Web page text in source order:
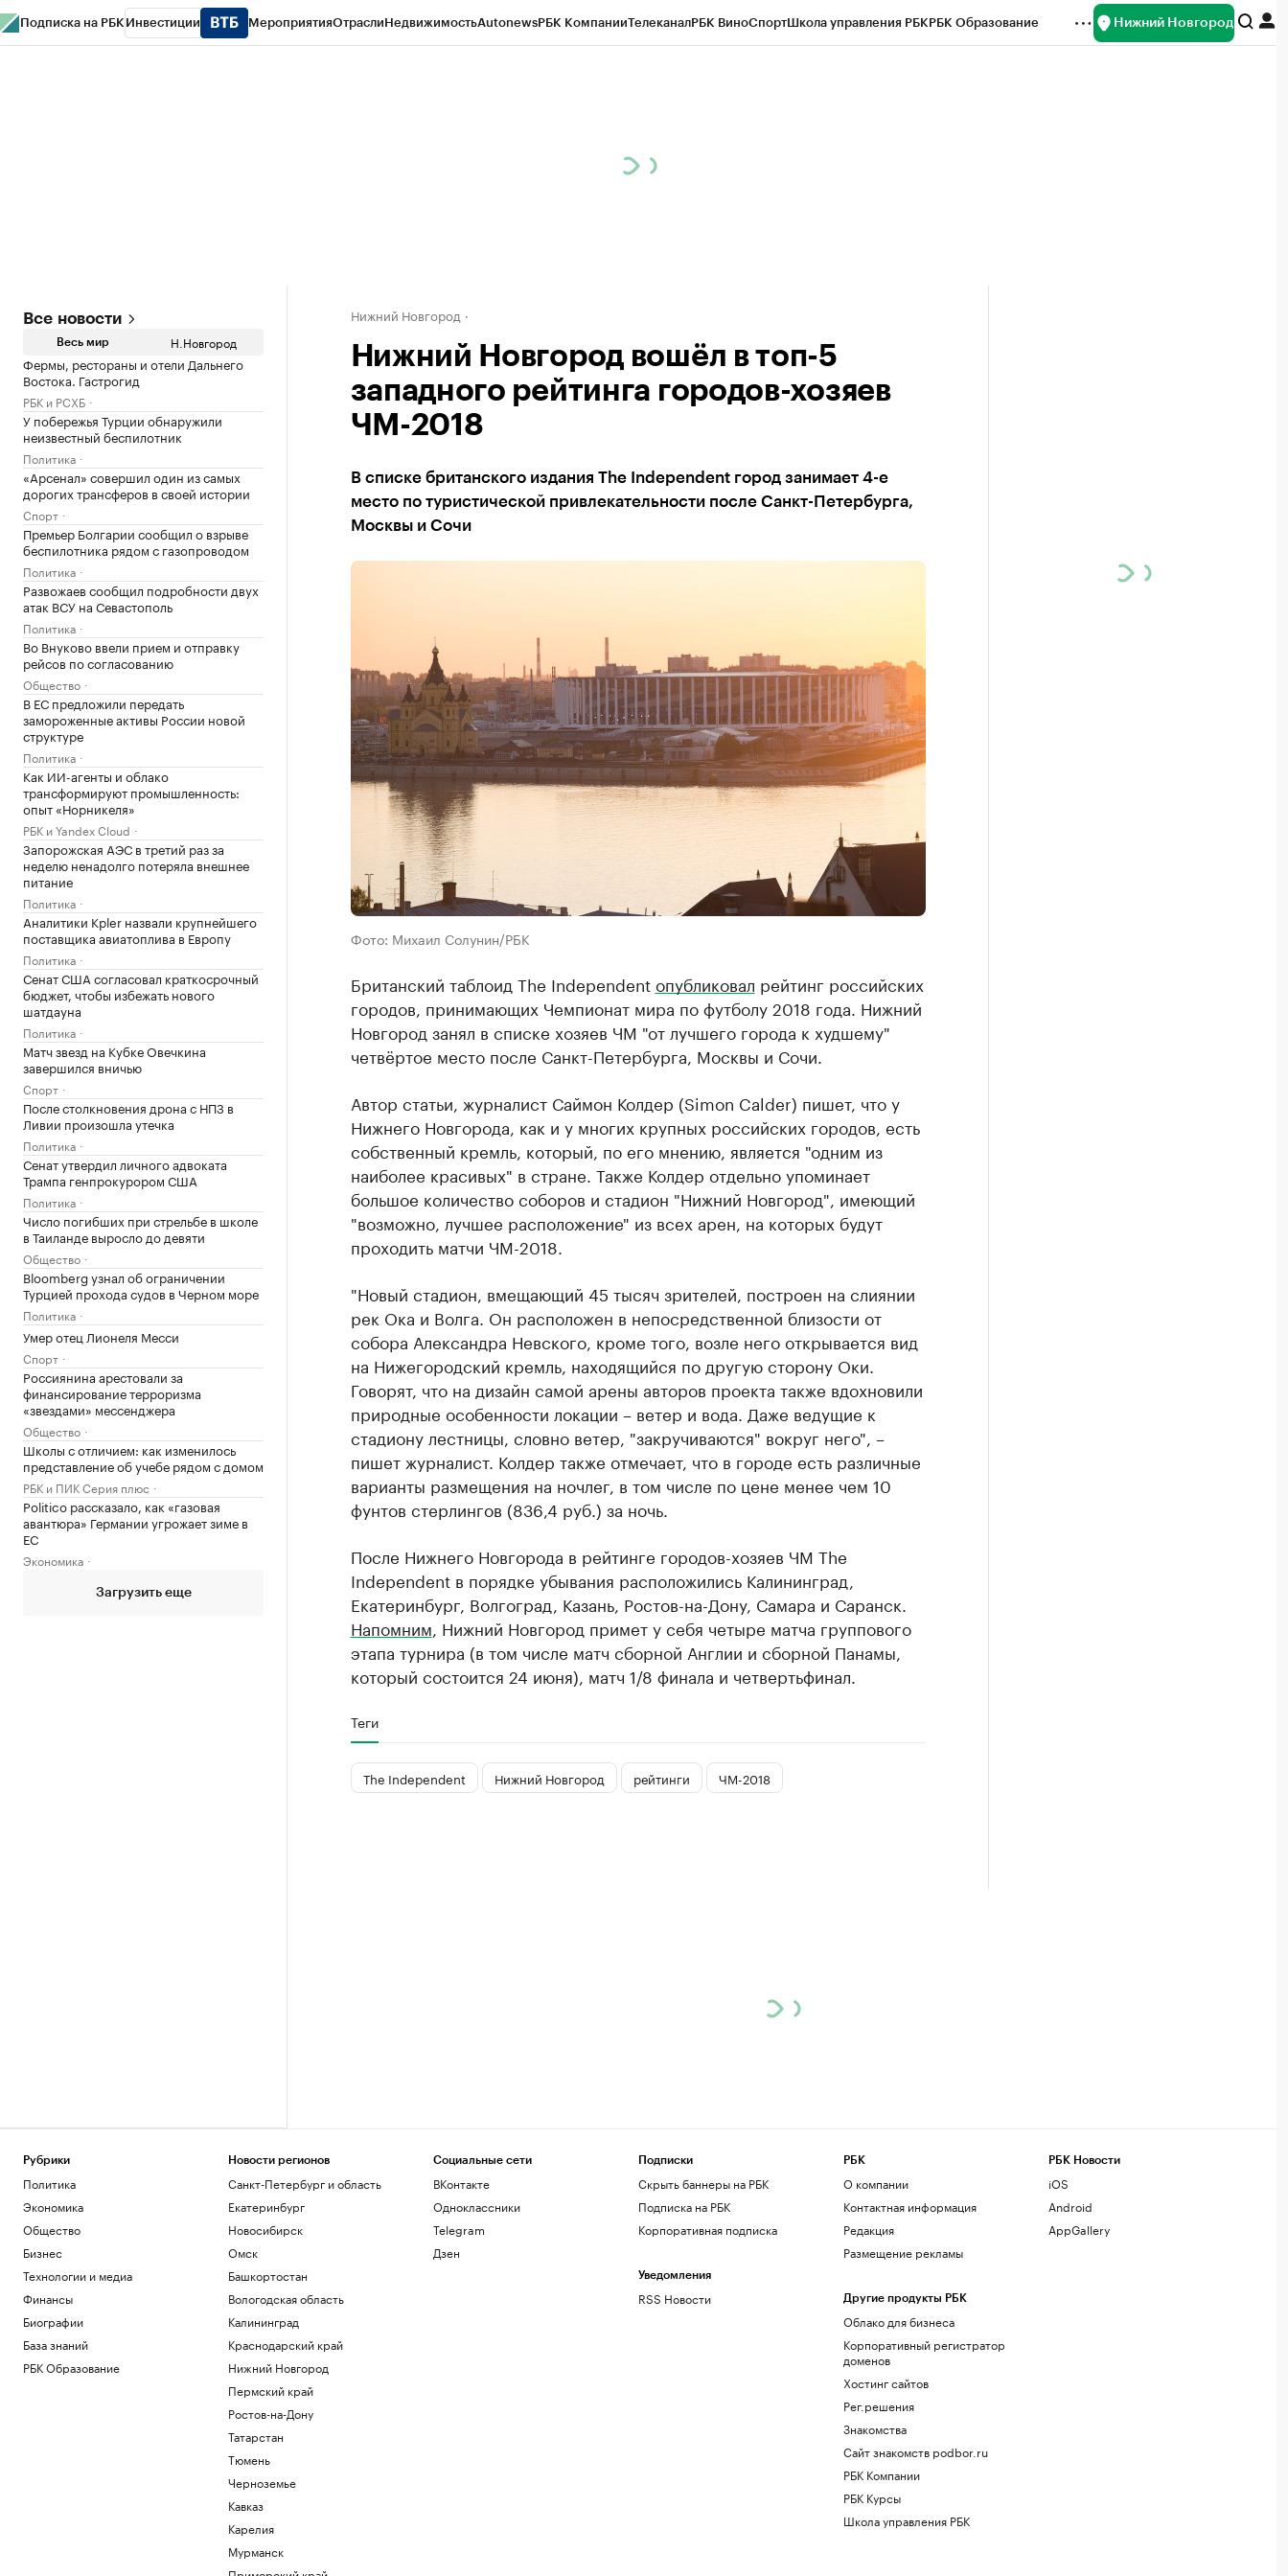
Подписка на РБК Инвестиции МероприятияОтраслиНедвижимостьAutonewsРБК КомпанииТелеканалРБК ВиноСпортШкола управления РБКРБК Образование Нижний Новгород
Все новости
Весь мир Н.Новгород
Фермы, рестораны и отели Дальнего
Востока. Гастрогид
РБК и РСХБ
У побережья Турции обнаружили
неизвестный беспилотник
Политика
«Арсенал» совершил один из самых
дорогих трансферов в своей истории
Спорт
Премьер Болгарии сообщил о взрыве
беспилотника рядом с газопроводом
Политика
Развожаев сообщил подробности двух
атак ВСУ на Севастополь
Политика
Во Внуково ввели прием и отправку
рейсов по согласованию
Общество
В ЕС предложили передать
замороженные активы России новой
структуре
Политика
Как ИИ-агенты и облако
трансформируют промышленность:
опыт «Норникеля»
РБК и Yandex Cloud
Запорожская АЭС в третий раз за
неделю ненадолго потеряла внешнее
питание
Политика
Аналитики Kpler назвали крупнейшего
поставщика авиатоплива в Европу
Политика
Сенат США согласовал краткосрочный
бюджет, чтобы избежать нового
шатдауна
Политика
Матч звезд на Кубке Овечкина
завершился вничью
Спорт
После столкновения дрона с НПЗ в
Ливии произошла утечка
Политика
Сенат утвердил личного адвоката
Трампа генпрокурором США
Политика
Число погибших при стрельбе в школе
в Таиланде выросло до девяти
Общество
Bloomberg узнал об ограничении
Турцией прохода судов в Черном море
Политика
Умер отец Лионеля Месси
Спорт
Россиянина арестовали за
финансирование терроризма
«звездами» мессенджера
Общество
Школы с отличием: как изменилось
представление об учебе рядом с домом
РБК и ПИК Серия плюс
Politico рассказало, как «газовая
авантюра» Германии угрожает зиме в
ЕС
Экономика
Загрузить еще
Нижний Новгород
Нижний Новгород вошёл в топ-5
западного рейтинга городов-хозяев
ЧМ-2018
В списке британского издания The Independent город занимает 4-е
место по туристической привлекательности после Санкт-Петербурга,
Москвы и Сочи
Фото: Михаил Солунин/РБК
Британский таблоид The Independentопубликовал рейтинг российских
городов, принимающих Чемпионат мира по футболу 2018 года. Нижний
Новгород занял в списке хозяев ЧМ "от лучшего города к худшему"
четвёртое место после Санкт-Петербурга, Москвы и Сочи.
Автор статьи, журналист Саймон Колдер (Simon Calder) пишет, что у
Нижнего Новгорода, как и у многих крупных российских городов, есть
собственный кремль, который, по его мнению, является "одним из
наиболее красивых" в стране. Также Колдер отдельно упоминает
большое количество соборов и стадион "Нижний Новгород", имеющий
"возможно, лучшее расположение" из всех арен, на которых будут
проходить матчи ЧМ-2018.
"Новый стадион, вмещающий 45 тысяч зрителей, построен на слиянии
рек Ока и Волга. Он расположен в непосредственной близости от
собора Александра Невского, кроме того, возле него открывается вид
на Нижегородский кремль, находящийся по другую сторону Оки.
Говорят, что на дизайн самой арены авторов проекта также вдохновили
природные особенности локации – ветер и вода. Даже ведущие к
стадиону лестницы, словно ветер, "закручиваются" вокруг него", –
пишет журналист. Колдер также отмечает, что в городе есть различные
варианты размещения на ночлег, в том числе по цене менее чем 10
фунтов стерлингов (836,4 руб.) за ночь.
После Нижнего Новгорода в рейтинге городов-хозяев ЧМ The
Independent в порядке убывания расположились Калининград,
Екатеринбург, Волгоград, Казань, Ростов-на-Дону, Самара и Саранск.
Напомним , Нижний Новгород примет у себя четыре матча группового
этапа турнира (в том числе матч сборной Англии и сборной Панамы,
который состоится 24 июня), матч 1/8 финала и четвертьфинал.
Теги
The Independent Нижний Новгород рейтинги ЧМ-2018
Рубрики
Политика
Экономика
Общество
Бизнес
Технологии и медиа
Финансы
Биографии
База знаний
РБК Образование
Новости регионов
Санкт-Петербург и область
Екатеринбург
Новосибирск
Омск
Башкортостан
Вологодская область
Калининград
Краснодарский край
Нижний Новгород
Пермский край
Ростов-на-Дону
Татарстан
Тюмень
Черноземье
Кавказ
Карелия
Мурманск
Социальные сети
ВКонтакте
Одноклассники
Telegram
Дзен
Подписки
Скрыть баннеры на РБК
Подписка на РБК
Корпоративная подписка
Уведомления
RSS Новости
РБК
О компании
Контактная информация
Редакция
Размещение рекламы
Другие продукты РБК
Облако для бизнеса
Корпоративный регистратор
доменов
Хостинг сайтов
Рег.решения
Знакомства
Сайт знакомств podbor.ru
РБК Компании
РБК Курсы
Школа управления РБК
РБК Новости
iOS
Android
AppGallery